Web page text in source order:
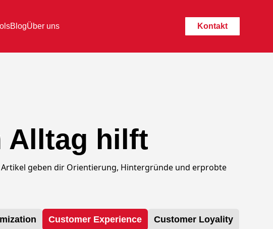
BlogÜber uns Kontakt
Alltag hilft
geben dir Orientierung, Hintergründe und erprobte
Customer Experience Customer Loyality